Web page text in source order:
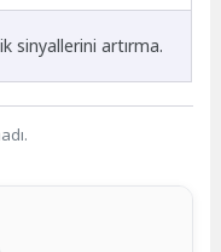
sinyallerini artırma.